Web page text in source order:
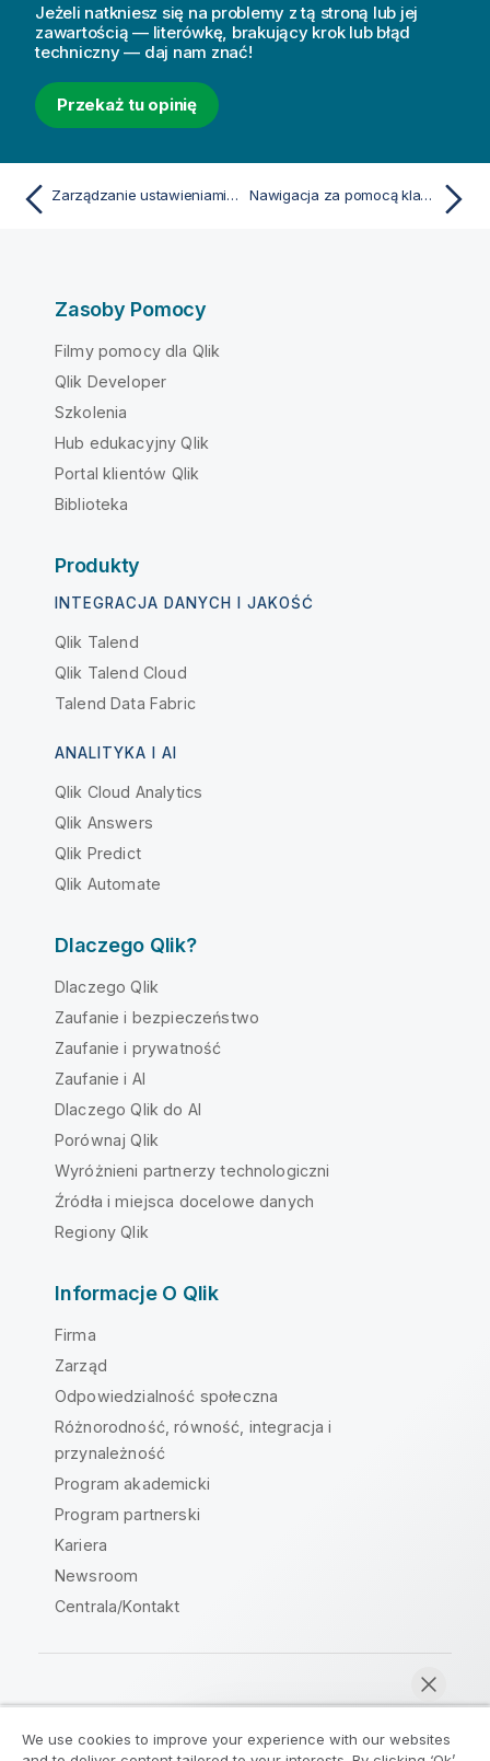
Jeżeli natkniesz się na problemy z tą stroną lub jej
zawartością — literówkę, brakujący krok lub błąd
techniczny — daj nam znać!
Przekaż tu opinię
Zarządzanie ustawieniami osobistymi Nawigacja za pomocą klawiatury oraz skróty klawiaturowe w Qlik Cloud
Zasoby Pomocy
Filmy pomocy dla Qlik
Qlik Developer
Szkolenia
Hub edukacyjny Qlik
Portal klientów Qlik
Biblioteka
Produkty
INTEGRACJA DANYCH I JAKOŚĆ
Qlik Talend
Qlik Talend Cloud
Talend Data Fabric
ANALITYKA I AI
Qlik Cloud Analytics
Qlik Answers
Qlik Predict
Qlik Automate
Dlaczego Qlik?
Dlaczego Qlik
Zaufanie i bezpieczeństwo
Zaufanie i prywatność
Zaufanie i AI
Dlaczego Qlik do AI
Porównaj Qlik
Wyróżnieni partnerzy technologiczni
Źródła i miejsca docelowe danych
Regiony Qlik
Informacje O Qlik
Firma
Zarząd
Odpowiedzialność społeczna
Różnorodność, równość, integracja i
przynależność
Program akademicki
Program partnerski
Kariera
Newsroom
Centrala/Kontakt
We use cookies to improve your experience with our websites